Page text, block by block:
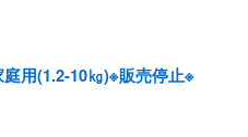
用(1.2-10㎏)※販売停止※